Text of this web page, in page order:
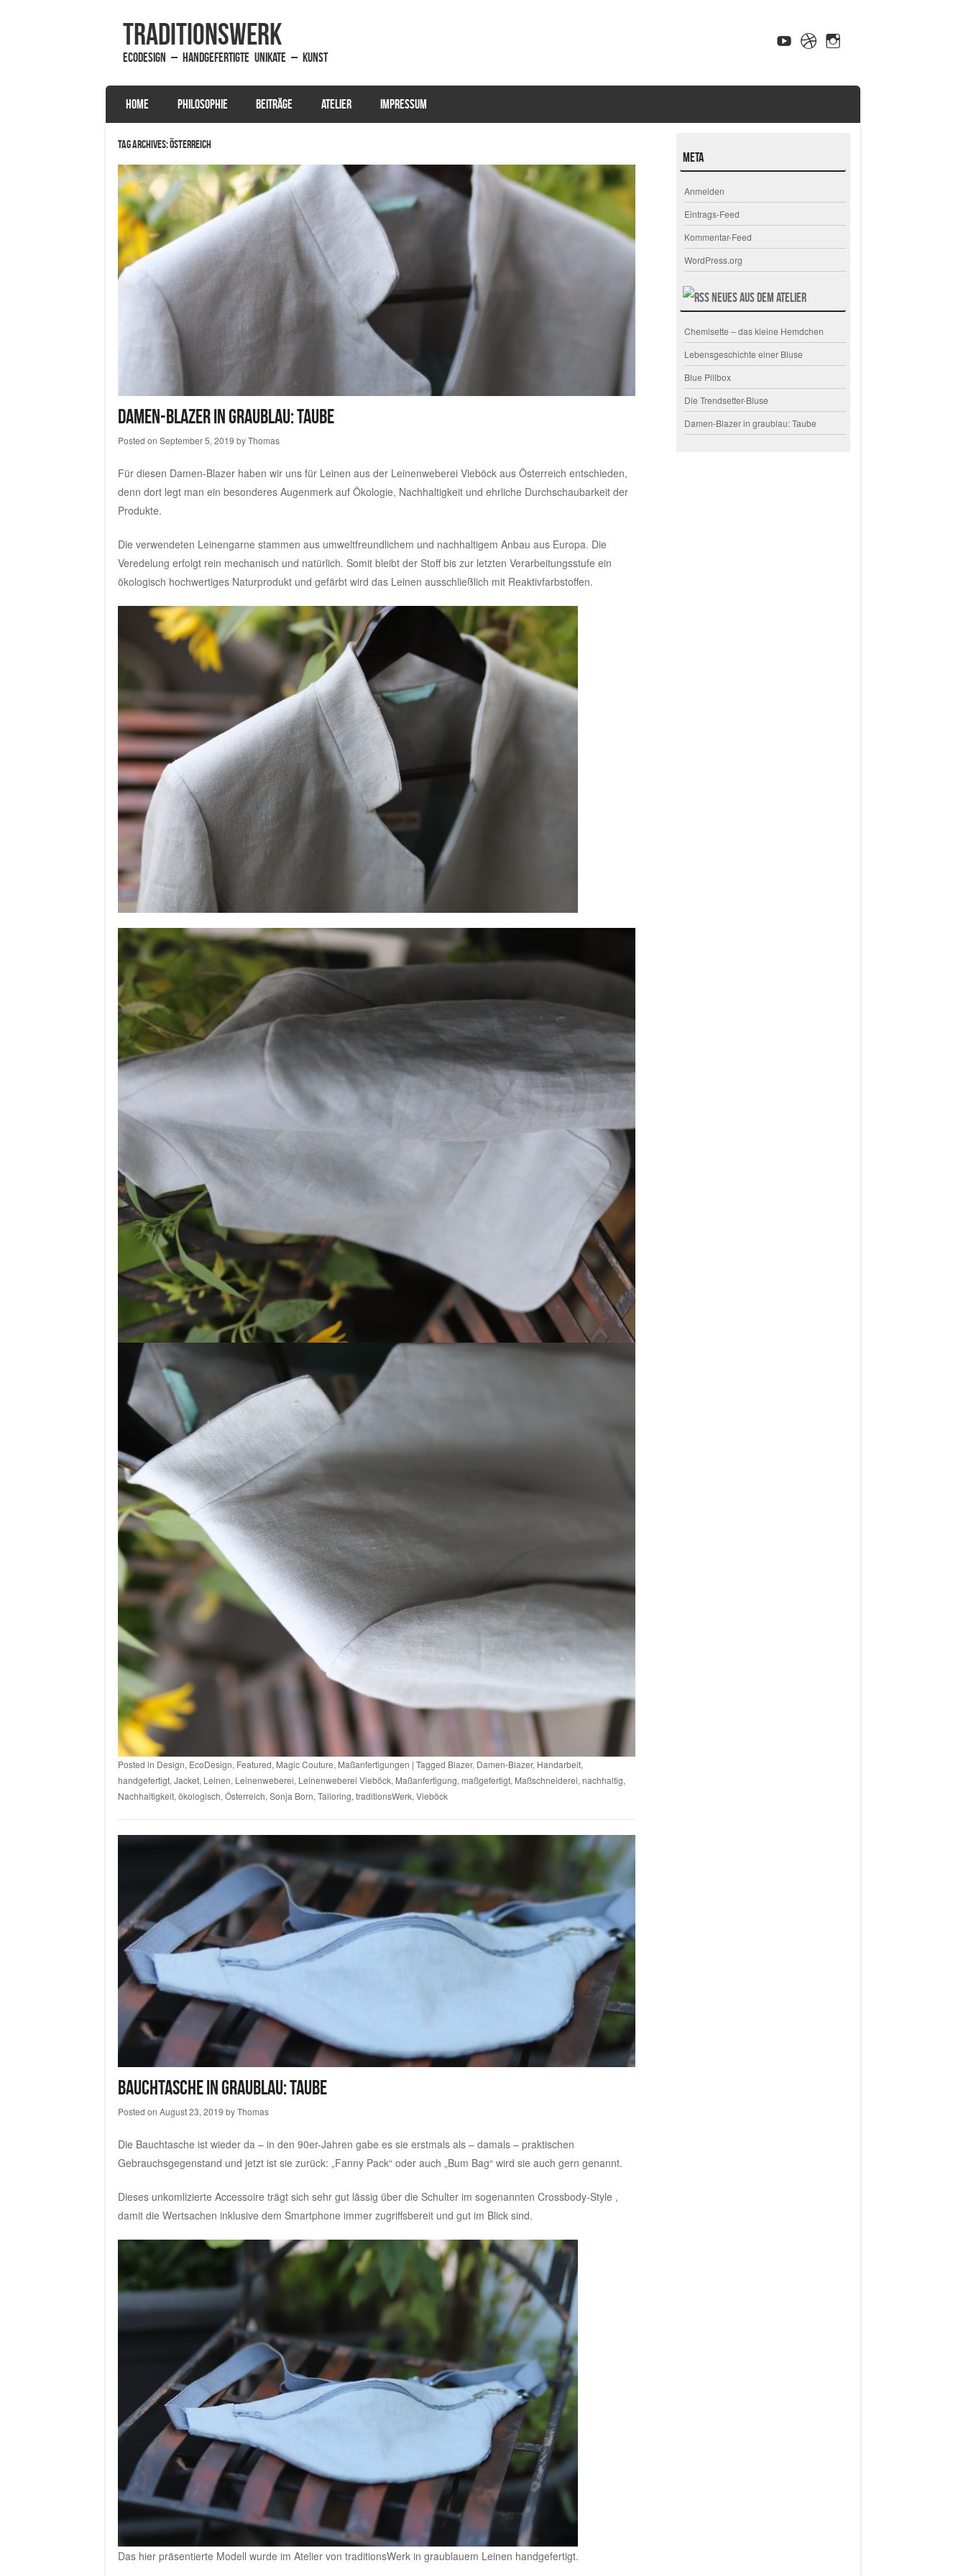
traditionsWerk
EcoDesign – handgefertigte Unikate – Kunst
Menu
SKIP TO CONTENT
HOME PHILOSOPHIE BEITRÄGE ATELIER IMPRESSUM
Tag Archives:Österreich
Damen-Blazer in graublau: Taube
Posted on September 5, 2019 byThomas
Für diesen Damen-Blazer haben wir uns für Leinen aus der Leinenweberei Vieböck aus Österreich entschieden,
denn dort legt man ein besonderes Augenmerk auf Ökologie, Nachhaltigkeit und ehrliche Durchschaubarkeit der
Produkte.
Die verwendeten Leinengarne stammen aus umweltfreundlichem und nachhaltigem Anbau aus Europa. Die
Veredelung erfolgt rein mechanisch und natürlich. Somit bleibt der Stoff bis zur letzten Verarbeitungsstufe ein
ökologisch hochwertiges Naturprodukt und gefärbt wird das Leinen ausschließlich mit Reaktivfarbstoffen.
Posted in Design, EcoDesign, Featured, Magic Couture, Maßanfertigungen | Tagged Blazer, Damen-Blazer, Handarbeit,
handgefertigt, Jacket, Leinen, Leinenweberei, Leinenweberei Vieböck, Maßanfertigung, maßgefertigt, Maßschneiderei, nachhaltig,
Nachhaltigkeit, ökologisch, Österreich, Sonja Born, Tailoring, traditionsWerk, Vieböck
Bauchtasche in graublau: Taube
Posted on August 23, 2019 byThomas
Die Bauchtasche ist wieder da – in den 90er-Jahren gabe es sie erstmals als – damals – praktischen
Gebrauchsgegenstand und jetzt ist sie zurück: „Fanny Pack“ oder auch „Bum Bag“ wird sie auch gern genannt.
Dieses unkomlizierte Accessoire trägt sich sehr gut lässig über die Schulter im sogenannten Crossbody-Style ,
damit die Wertsachen inklusive dem Smartphone immer zugriffsbereit und gut im Blick sind.
Das hier präsentierte Modell wurde im Atelier von traditionsWerk in graublauem Leinen handgefertigt.
Meta
Anmelden
Eintrags-Feed
Kommentar-Feed
WordPress.org
Neues aus dem Atelier
Chemisette – das kleine Hemdchen
Lebensgeschichte einer Bluse
Blue Pillbox
Die Trendsetter-Bluse
Damen-Blazer in graublau: Taube